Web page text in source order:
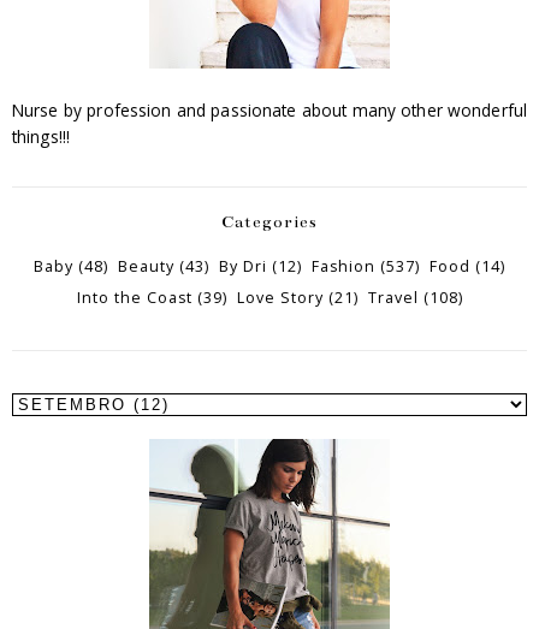
Nurse by profession and passionate about many other wonderful
things!!!
Categories
Baby (48) Beauty (43) By Dri (12) Fashion (537) Food (14)
Into the Coast (39) Love Story (21) Travel (108)